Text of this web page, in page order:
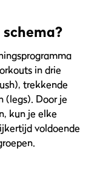
in drie
trekkende
(legs). Door je
kun je elke
voldoende